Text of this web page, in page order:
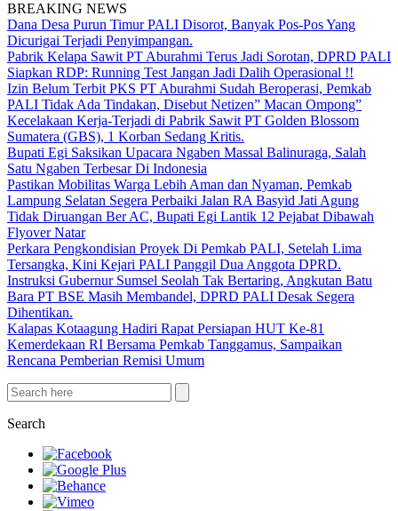
BREAKING NEWS
Dana Desa Purun Timur PALI Disorot, Banyak Pos-Pos Yang
Dicurigai Terjadi Penyimpangan.
Pabrik Kelapa Sawit PT Aburahmi Terus Jadi Sorotan, DPRD PALI
Siapkan RDP: Running Test Jangan Jadi Dalih Operasional !!
Izin Belum Terbit PKS PT Aburahmi Sudah Beroperasi, Pemkab
PALI Tidak Ada Tindakan, Disebut Netizen” Macan Ompong”
Kecelakaan Kerja-Terjadi di Pabrik Sawit PT Golden Blossom
Sumatera (GBS), 1 Korban Sedang Kritis.
Bupati Egi Saksikan Upacara Ngaben Massal Balinuraga, Salah
Satu Ngaben Terbesar Di Indonesia
Pastikan Mobilitas Warga Lebih Aman dan Nyaman, Pemkab
Lampung Selatan Segera Perbaiki Jalan RA Basyid Jati Agung
Tidak Diruangan Ber AC, Bupati Egi Lantik 12 Pejabat Dibawah
Flyover Natar
Perkara Pengkondisian Proyek Di Pemkab PALI, Setelah Lima
Tersangka, Kini Kejari PALI Panggil Dua Anggota DPRD.
Instruksi Gubernur Sumsel Seolah Tak Bertaring, Angkutan Batu
Bara PT BSE Masih Membandel, DPRD PALI Desak Segera
Dihentikan.
Kalapas Kotaagung Hadiri Rapat Persiapan HUT Ke-81
Kemerdekaan RI Bersama Pemkab Tanggamus, Sampaikan
Rencana Pemberian Remisi Umum
Search